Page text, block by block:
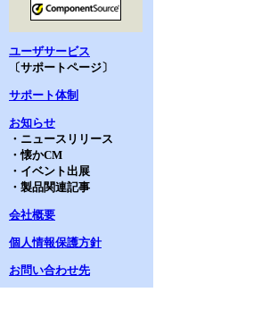
ユーザサービス
〔サポートページ〕
サポート体制
お知らせ
・ニュースリリース
・懐かCM
・イベント出展
・製品関連記事
会社概要
個人情報保護方針
お問い合わせ先